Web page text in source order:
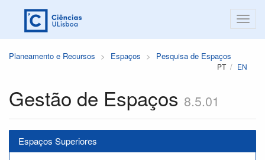
Planeamento e Recursos Espaços Pesquisa de Espaços
PT EN
Gestão de Espaços 8.5.01
Espaços Superiores